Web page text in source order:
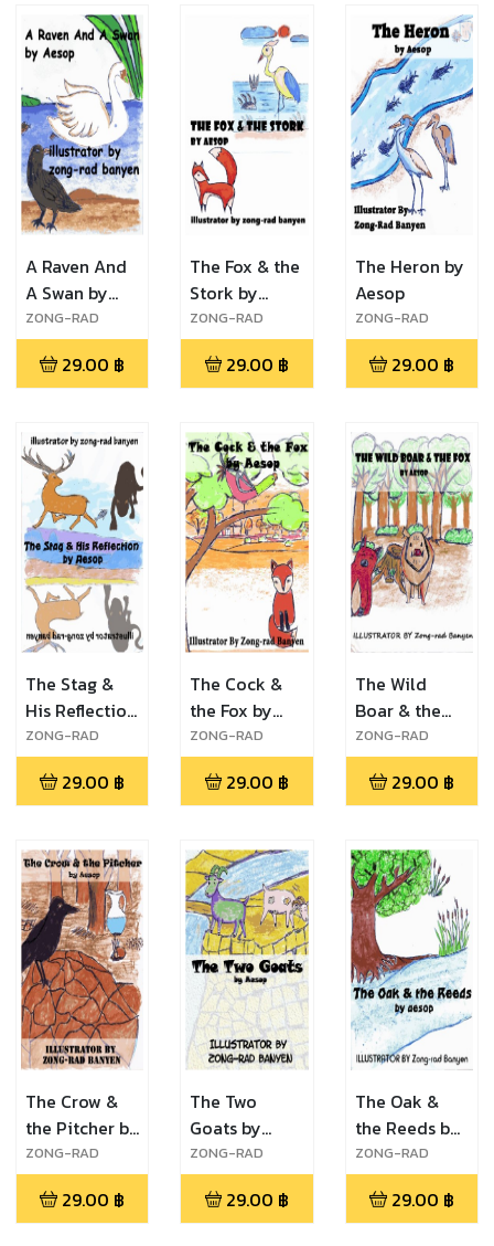
A Raven And
A Swan by
Aesop
ZONG-RAD
Banyen
29.00 ฿
The Fox & the
Stork by
Aesop
ZONG-RAD
Banyen
29.00 ฿
The Heron by
Aesop
ZONG-RAD
Banyen
29.00 ฿
The Stag &
His Reflection
by Aesop
ZONG-RAD
Banyen
29.00 ฿
The Cock &
the Fox by
Aesop
ZONG-RAD
Banyen
29.00 ฿
The Wild
Boar & the
Fox by Aesop
ZONG-RAD
Banyen
29.00 ฿
The Crow &
the Pitcher by
Aesop
ZONG-RAD
Banyen
29.00 ฿
The Two
Goats by
Aesop
ZONG-RAD
Banyen
29.00 ฿
The Oak &
the Reeds by
aesop
ZONG-RAD
Banyen
29.00 ฿